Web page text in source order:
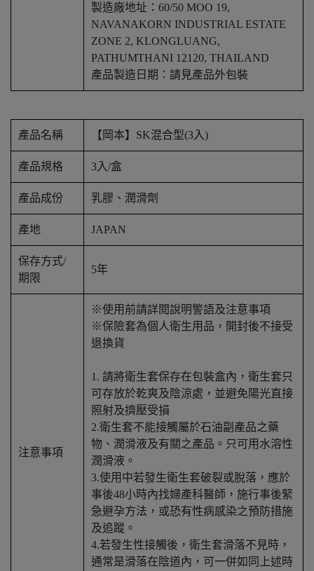
製造廠地址：60/50 MOO 19,
NAVANAKORN INDUSTRIAL ESTATE
ZONE 2, KLONGLUANG,
PATHUMTHANI 12120, THAILAND
產品製造日期：請見產品外包裝
產品名稱 【岡本】SK混合型(3入)
產品規格 3入/盒
產品成份 乳膠、潤滑劑
產地 JAPAN
保存方式/
期限
5年
注意事項
※使用前請詳閱說明警語及注意事項
※保險套為個人衛生用品，開封後不接受
退換貨
1. 請將衛生套保存在包裝盒內，衛生套只
可存放於乾爽及陰涼處，並避免陽光直接
照射及擠壓受損
2.衛生套不能接觸屬於石油副產品之藥
物、潤滑液及有關之產品。只可用水溶性
潤滑液。
3.使用中若發生衛生套破裂或脫落，應於
事後48小時內找婦產科醫師，施行事後緊
急避孕方法，或恐有性病感染之預防措施
及追蹤。
4.若發生性接觸後，衛生套滑落不見時，
通常是滑落在陰道內，可一併如同上述時